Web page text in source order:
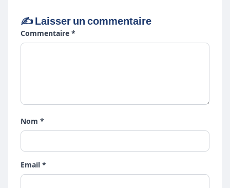
✍️ Laisser un commentaire
Commentaire *
Nom *
Email *